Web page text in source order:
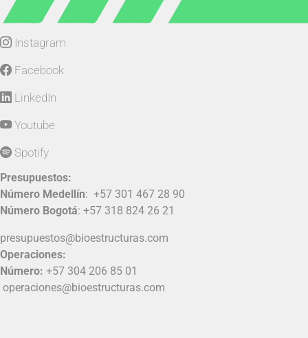
Instagram
Facebook
LinkedIn
Youtube
Spotify
Presupuestos:
Número Medellín: +57 301 467 28 90
Número Bogotá: +57 318 824 26 21
presupuestos@bioestructuras.com
Operaciones:
Número: +57 304 206 85 01
operaciones@bioestructuras.com